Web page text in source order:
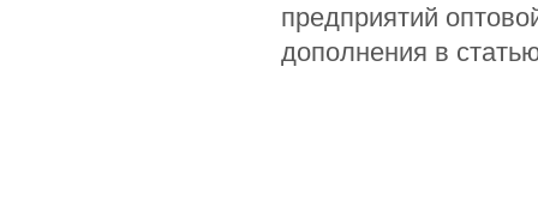
предприятий
дополнения в